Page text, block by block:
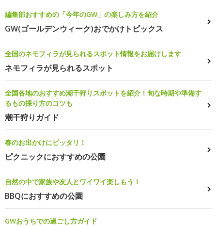
編集部おすすめの「今年のGW」の楽しみ方を紹介
GW(ゴールデンウィーク)おでかけトピックス
全国のネモフィラが見られるスポット情報をお届けします
ネモフィラが見られるスポット
全国各地のおすすめ潮干狩りスポットを紹介！旬な時期や準備す
るもの採り方のコツも
潮干狩りガイド
春のお出かけにピッタリ！
ピクニックにおすすめの公園
自然の中で家族や友人とワイワイ楽しもう！
BBQにおすすめの公園
GWおうちでの過ごし方ガイド